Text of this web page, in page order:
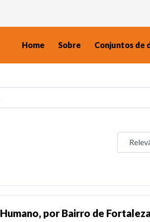
Home Sobre Conjuntos de
por Bairro de